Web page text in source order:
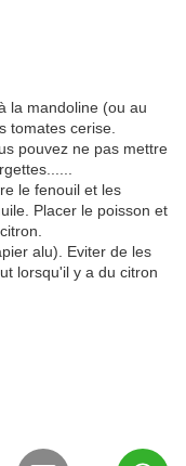
la mandoline (ou au
tomates cerise.
pouvez ne pas mettre
le fenouil et les
Placer le poisson et
alu). Eviter de les
lorsqu'il y a du citron